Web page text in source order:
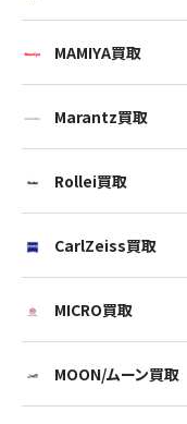
MAMIYA買取
Marantz買取
Rollei買取
CarlZeiss買取
MICRO買取
MOON/ムーン買取